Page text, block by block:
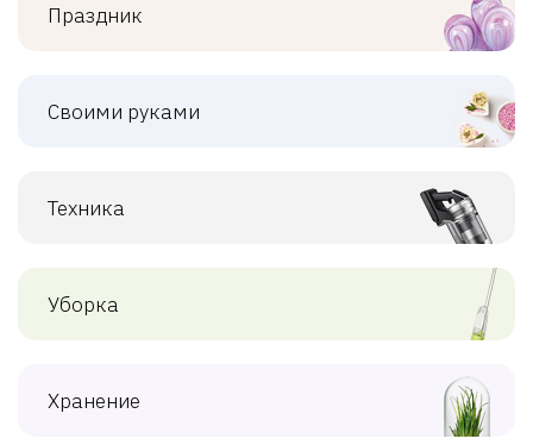
Праздник
Своими руками
Техника
Уборка
Хранение